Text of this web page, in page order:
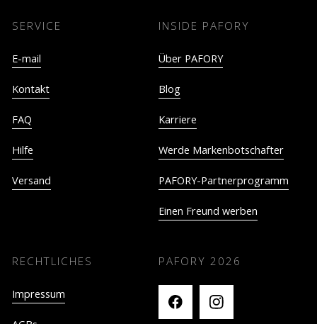
SERVICE
E-mail
Kontakt
FAQ
Hilfe
Versand
INSIDE PAFORY
Über PAFORY
Blog
Karriere
Werde Markenbotschafter
PAFORY-Partnerprogramm
Einen Freund werben
RECHTLICHES
Impressum
PAFORY 2026